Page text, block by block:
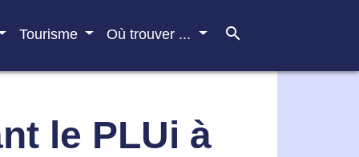
Tourisme Où trouver ... search
le PLUi à